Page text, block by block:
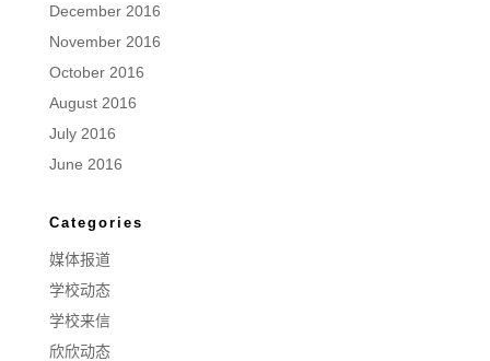
December 2016
November 2016
October 2016
August 2016
July 2016
June 2016
Categories
媒体报道
学校动态
学校来信
欣欣动态